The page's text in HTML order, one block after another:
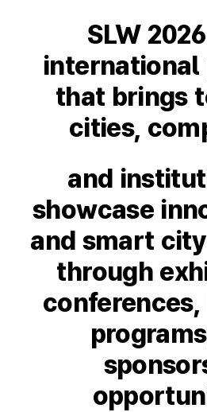
SLW
that brings
cities,
and
showcase
and smart
through
conferences,